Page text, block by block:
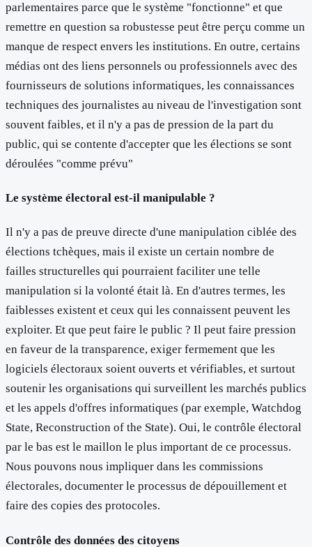
parlementaires parce que le système "fonctionne" et que
remettre en question sa robustesse peut être perçu comme un
manque de respect envers les institutions. En outre, certains
médias ont des liens personnels ou professionnels avec des
fournisseurs de solutions informatiques, les connaissances
techniques des journalistes au niveau de l'investigation sont
souvent faibles, et il n'y a pas de pression de la part du
public, qui se contente d'accepter que les élections se sont
déroulées "comme prévu"
Le système électoral est-il manipulable ?
Il n'y a pas de preuve directe d'une manipulation ciblée des
élections tchèques, mais il existe un certain nombre de
failles structurelles qui pourraient faciliter une telle
manipulation si la volonté était là. En d'autres termes, les
faiblesses existent et ceux qui les connaissent peuvent les
exploiter. Et que peut faire le public ? Il peut faire pression
en faveur de la transparence, exiger fermement que les
logiciels électoraux soient ouverts et vérifiables, et surtout
soutenir les organisations qui surveillent les marchés publics
et les appels d'offres informatiques (par exemple, Watchdog
State, Reconstruction of the State). Oui, le contrôle électoral
par le bas est le maillon le plus important de ce processus.
Nous pouvons nous impliquer dans les commissions
électorales, documenter le processus de dépouillement et
faire des copies des protocoles.
Contrôle des données des citoyens